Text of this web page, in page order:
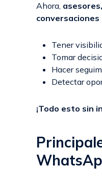
Ahora,
Tener
Tomar
Hacer
Detectar
¡Todo esto sin